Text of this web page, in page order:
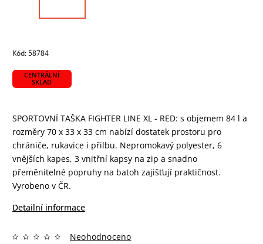
Kód:58784
CENTRÁLNÍ
SKLAD
SPORTOVNÍ TAŠKA FIGHTER LINE XL - RED: s objemem 84 l a
rozměry 70 x 33 x 33 cm nabízí dostatek prostoru pro
chrániče, rukavice i přilbu. Nepromokavý polyester, 6
vnějších kapes, 3 vnitřní kapsy na zip a snadno
přeměnitelné popruhy na batoh zajišťují praktičnost.
Vyrobeno v ČR.
Detailní informace
Neohodnoceno